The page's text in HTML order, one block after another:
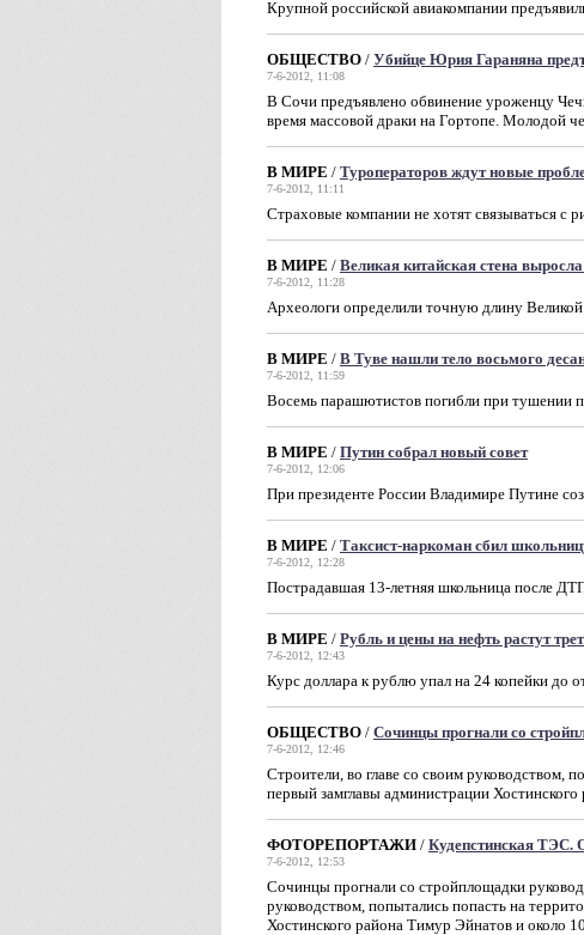
Крупной российской авиакомпании
ОБЩЕСТВО / Убийце Юрия Гараняна
7-6-2012, 11:08
В Сочи предъявлено обвинение уроженцу
время массовой драки на Гортопе. Молодой
В МИРЕ / Туроператоров ждут новые
7-6-2012, 11:11
Страховые компании не хотят связываться с
В МИРЕ / Великая китайская стена
7-6-2012, 11:28
Археологи определили точную длину
В МИРЕ / В Туве нашли тело восьмого
7-6-2012, 11:59
Восемь парашютистов погибли при тушении
В МИРЕ / Путин собрал новый совет
7-6-2012, 12:06
При президенте России Владимире Путине
В МИРЕ / Таксист-наркоман сбил
7-6-2012, 12:28
Пострадавшая 13-летняя школьница после
В МИРЕ / Рубль и цены на нефть растут
7-6-2012, 12:43
Курс доллара к рублю упал на 24 копейки до
ОБЩЕСТВО / Сочинцы прогнали со
7-6-2012, 12:46
Строители, во главе со своим руководством,
первый замглавы администрации
ФОТОРЕПОРТАЖИ / Кудепстинская ТЭС.
7-6-2012, 12:53
Сочинцы прогнали со стройплощадки
руководством, попытались попасть на
Хостинского района Тимур Эйнатов и около